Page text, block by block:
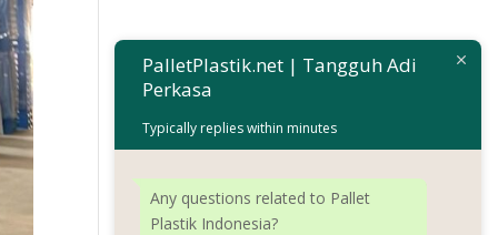
PalletPlastik.net | Tangguh Adi
Perkasa
Typically replies within minutes
Any questions related to Pallet
Plastik Indonesia?